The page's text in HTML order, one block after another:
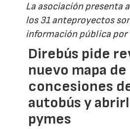
La asociación presenta
los 31 anteproyectos
información pública por
Direbús pide
nuevo mapa de
concesiones
autobús y
pymes